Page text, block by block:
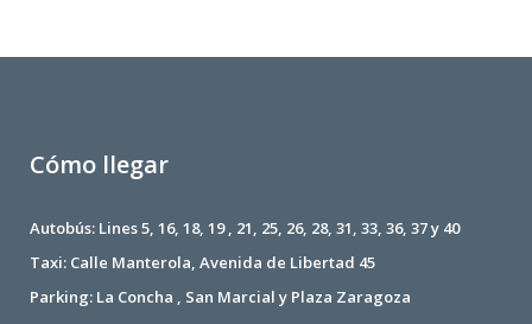
Cómo llegar
Autobús: Lines 5, 16, 18, 19 , 21, 25, 26, 28, 31, 33, 36, 37 y 40
Taxi: Calle Manterola, Avenida de Libertad 45
Parking: La Concha , San Marcial y Plaza Zaragoza